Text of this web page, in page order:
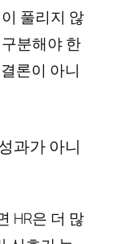
풀리지 않
분해야 한
론이 아니
과가 아니
HR은 더 많